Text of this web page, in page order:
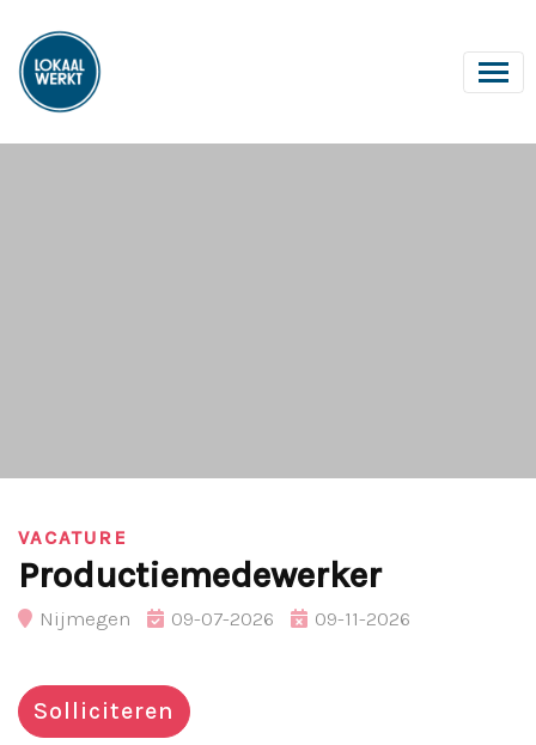
VACATURE
Productiemedewerker
Nijmegen 09-07-2026 09-11-2026
Solliciteren